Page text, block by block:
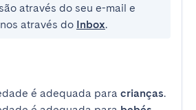
através do seu e-mail e
através do Inbox.
é adequada para crianças.